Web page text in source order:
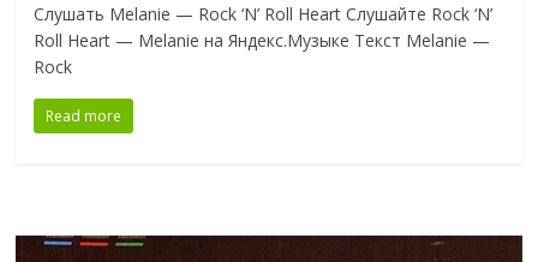
Слушать Melanie — Rock ‘N’ Roll Heart Слушайте Rock ‘N’
Roll Heart — Melanie на Яндекс.Музыке Текст Melanie —
Rock
Read more